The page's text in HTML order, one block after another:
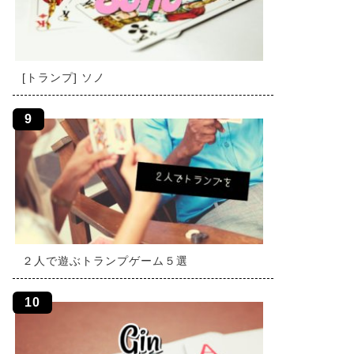
[トランプ] ソノ
２人で遊ぶトランプゲーム５選